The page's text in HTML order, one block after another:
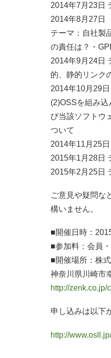
2014年7月23日
2014年8月27日
テーマ：自社製
の責任は？・
2014年9月24日
的、静的リンク
2014年10月29
(2)OSSを組み
び当該ソフトウ
ついて
2014年11月25
2015年1月28日
2015年2月25日
ご意見や疑問な
構いません。
■開催日時：
■参加料：会員
■開催場所：株
神奈川県川崎市
http://zenk.co.jp/
申し込みは以下
http://